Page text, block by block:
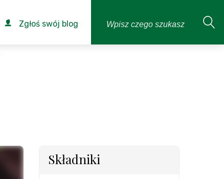
Zgłoś swój blog
Składniki